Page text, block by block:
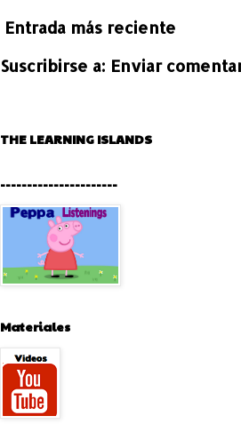
Entrada más reciente
Suscribirse a: Enviar
THE LEARNING ISLANDS
----------------------
Materiales